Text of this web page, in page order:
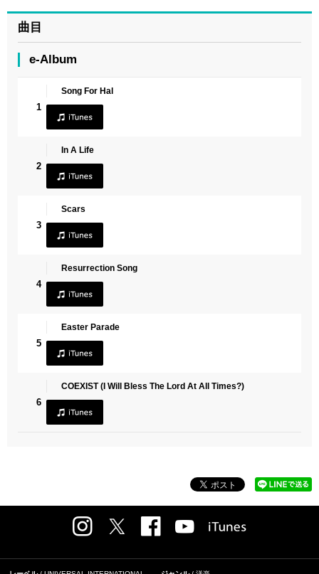
曲目
e-Album
1
Song For Hal
2
In A Life
3
Scars
4
Resurrection Song
5
Easter Parade
6
COEXIST (I Will Bless The Lord At All Times?)